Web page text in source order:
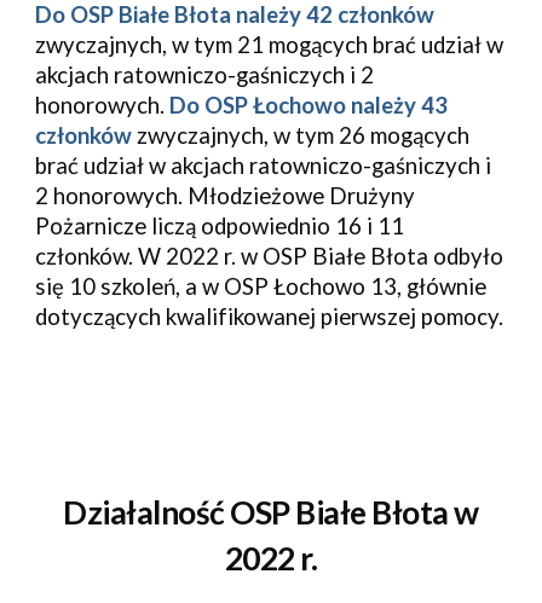
Do OSP Białe Błota należy 42 członków
zwyczajnych, w tym 21 mogących brać udział w
akcjach ratowniczo-gaśniczych i 2
honorowych. Do OSP Łochowo należy 43
członków zwyczajnych, w tym 26 mogących
brać udział w akcjach ratowniczo-gaśniczych i
2 honorowych. Młodzieżowe Drużyny
Pożarnicze liczą odpowiednio 16 i 11
członków. W 2022 r. w OSP Białe Błota odbyło
się 10 szkoleń, a w OSP Łochowo 13, głównie
dotyczących kwalifikowanej pierwszej pomocy.
Działalność OSPBiałe Błota w
2022 r.